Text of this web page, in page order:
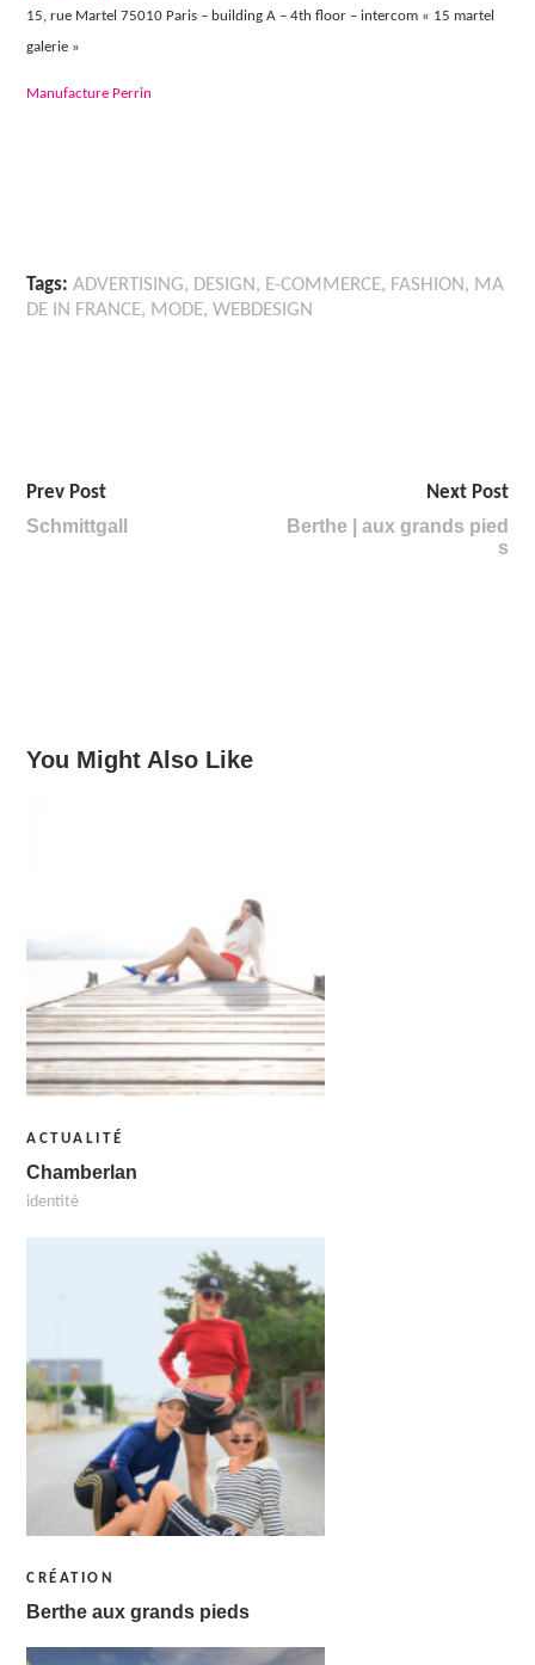
15, rue Martel 75010 Paris – building A – 4th floor – intercom « 15 martel
galerie »
Manufacture Perrin
Tags: ADVERTISING, DESIGN, E-COMMERCE, FASHION, MA
DE IN FRANCE, MODE, WEBDESIGN
Prev Post
Schmittgall
Next Post
Berthe | aux grands pied
s
You Might Also Like
ACTUALITÉ
Chamberlan
identité
CRÉATION
Berthe aux grands pieds